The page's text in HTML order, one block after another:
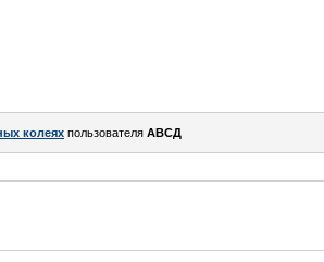
колеях пользователя АВСД